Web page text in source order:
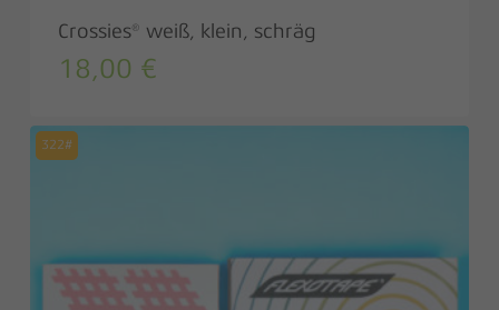
Crossies® weiß, klein, schräg
18,00 €
322#